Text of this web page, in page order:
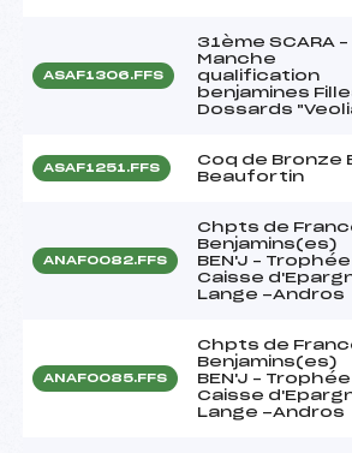
ASAF1306.FFS
31ème SCARA –
Manche
qualification
benjamines
Dossards
ASAF1251.FFS
Coq de Bronze
Beaufortin
ANAF0082.FFS
Chpts de
Benjamins(es)
BEN'J – Trophée
Caisse
Lange -Andros
ANAF0085.FFS
Chpts de
Benjamins(es)
BEN'J – Trophée
Caisse
Lange -Andros